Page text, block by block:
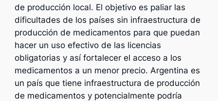
de producción local. El objetivo es paliar las
dificultades de los países sin infraestructura de
producción de medicamentos para que puedan
hacer un uso efectivo de las licencias
obligatorias y así fortalecer el acceso a los
medicamentos a un menor precio. Argentina es
un país que tiene infraestructura de producción
de medicamentos y potencialmente podría